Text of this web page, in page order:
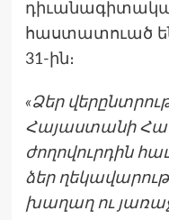
հաստատուած են
31-ին։
«Ձեր
Հայաստանի
ժողովուրդին
ձեր
խաղաղ ու